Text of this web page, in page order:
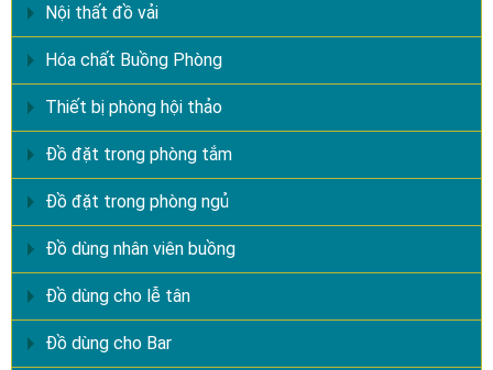
Nội thất đồ vải
Hóa chất Buồng Phòng
Thiết bị phòng hội thảo
Đồ đặt trong phòng tắm
Đồ đặt trong phòng ngủ
Đồ dùng nhân viên buồng
Đồ dùng cho lễ tân
Đồ dùng cho Bar